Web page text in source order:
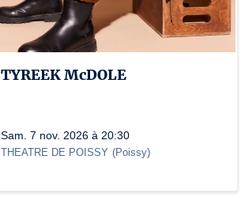
TYREEK McDOLE
Sam. 7 nov. 2026 à 20:30
THEATRE DE POISSY (Poissy)